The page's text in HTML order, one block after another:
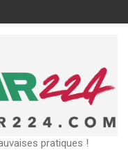
pratiques !